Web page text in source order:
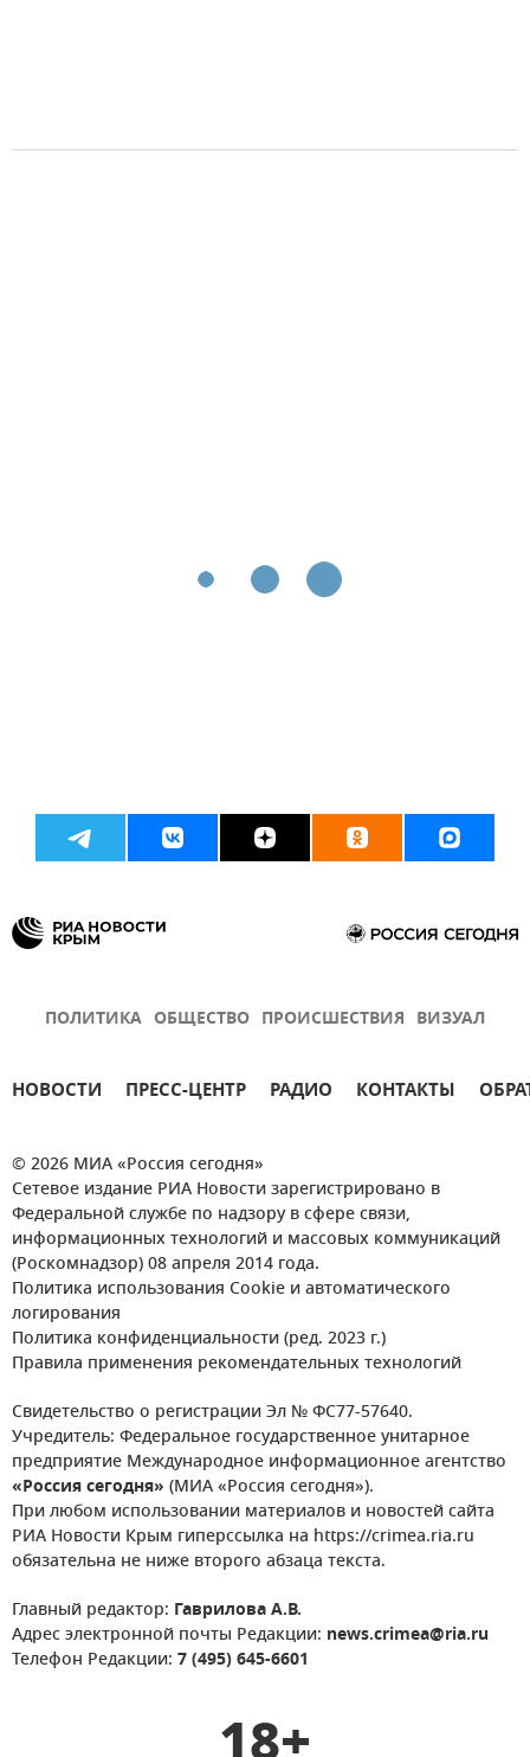
ПОЛИТИКА ОБЩЕСТВО ПРОИСШЕСТВИЯ ВИЗУАЛ
НОВОСТИ ПРЕСС-ЦЕНТР РАДИО КОНТАКТЫ
© 2026 МИА «Россия сегодня»
Сетевое издание РИА Новости зарегистрировано в
Федеральной службе по надзору в сфере связи,
информационных технологий и массовых коммуникаций
(Роскомнадзор) 08 апреля 2014 года.
Политика использования Cookie и автоматического
логирования
Политика конфиденциальности (ред. 2023 г.)
Правила применения рекомендательных технологий
Свидетельство о регистрации Эл № ФС77-57640.
Учредитель: Федеральное государственное унитарное
предприятие Международное информационное агентство
«Россия сегодня» (МИА «Россия сегодня»).
При любом использовании материалов и новостей сайта
РИА Новости Крым гиперссылка на https://crimea.ria.ru
обязательна не ниже второго абзаца текста.
Главный редактор: Гаврилова А.В.
Адрес электронной почты Редакции: news.crimea@ria.ru
Телефон Редакции: 7 (495) 645-6601